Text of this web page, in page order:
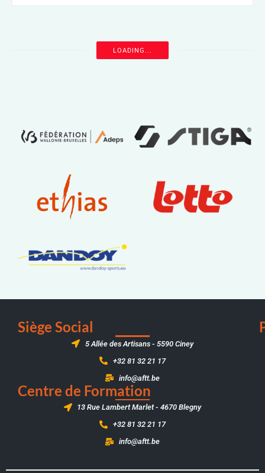
mai 5, 2026
Finalistes Messieurs - photo Finalistes Dames - photo